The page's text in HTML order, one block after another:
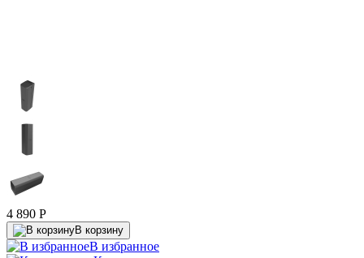
4 890 P
В корзину
В избранное